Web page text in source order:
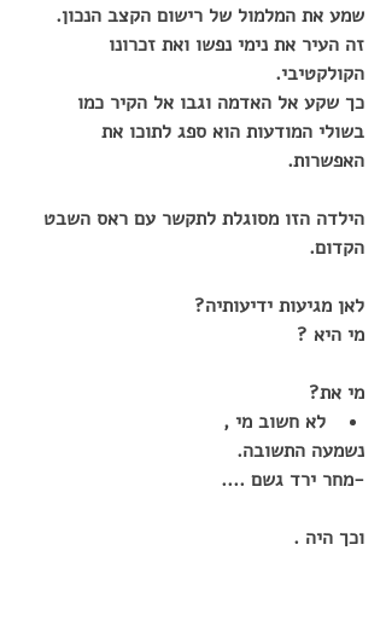
שמע את המלמול של רישום הקצב הנכון.
זה העיר את נימי נפשו ואת זכרונו
הקולקטיבי.
כך שקע אל האדמה וגבו אל הקיר כמו
בשולי המודעות הוא ספג לתוכו את
האפשרות.
הילדה הזו מסוגלת לתקשר עם ראס השבט
הקדום.
לאן מגיעות ידיעותיה?
מי היא ?
מי את?
לא חשוב מי ,
נשמעה התשובה.
-מחר ירד גשם ....
וכך היה .